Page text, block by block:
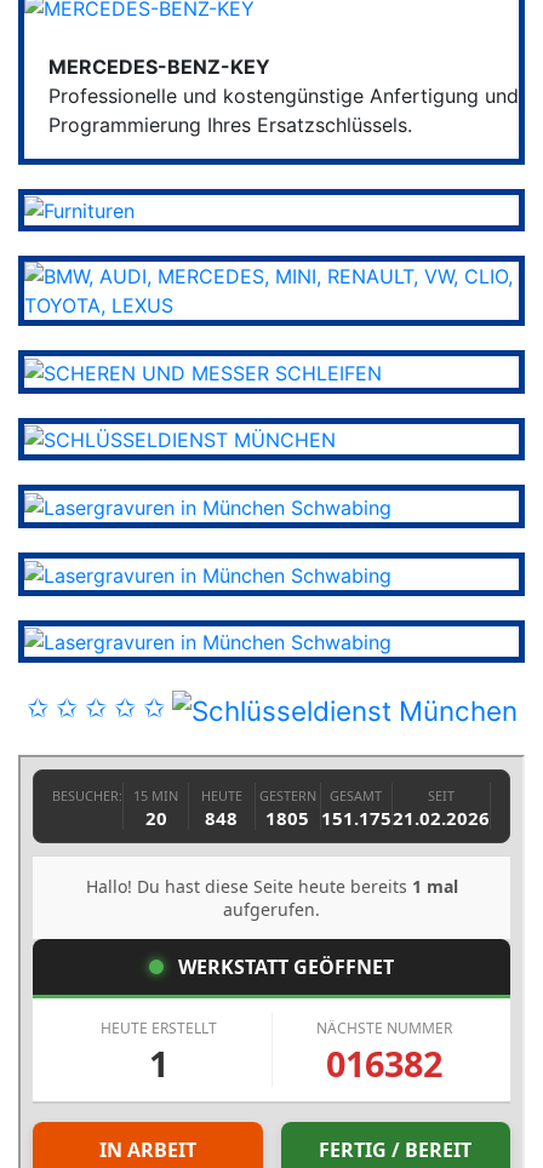
MERCEDES-BENZ-KEY
Professionelle und kostengünstige Anfertigung und
Programmierung Ihres Ersatzschlüssels.
✩ ✩ ✩ ✩ ✩